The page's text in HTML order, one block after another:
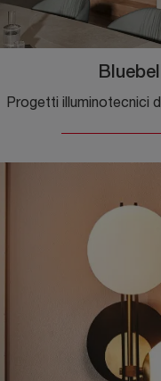
Bluebell